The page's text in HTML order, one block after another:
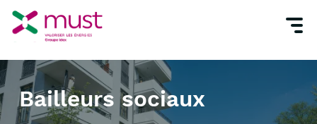
Accueil Vous êtes Bailleurs sociaux
Bailleurs sociaux